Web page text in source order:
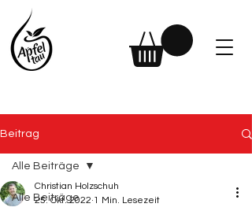
Beitrag
Alle Beiträge
Alle Beiträge
Christian Holzschuh
25. Okt. 2022 1 Min. Lesezeit